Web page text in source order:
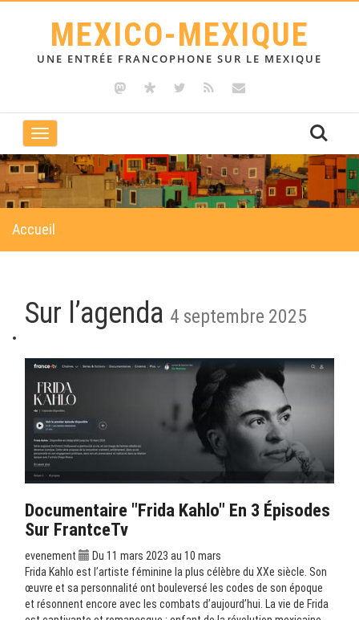
MEXICO-MEXIQUE
UNE ENTRÉE FRANCOPHONE SUR LE MEXIQUE
Toggle
navigation
Accueil
Sur l’agenda 4 septembre 2025
Documentaire "Frida Kahlo" En 3 Épisodes
Sur FrantceTv
evenement
Du 11 mars 2023 au 10 mars
Frida Kahlo est l’artiste féminine la plus célèbre du XXe siècle. Son
œuvre et sa personnalité ont bouleversé les codes de son époque
et résonnent encore avec les combats d’aujourd’hui. La vie de Frida